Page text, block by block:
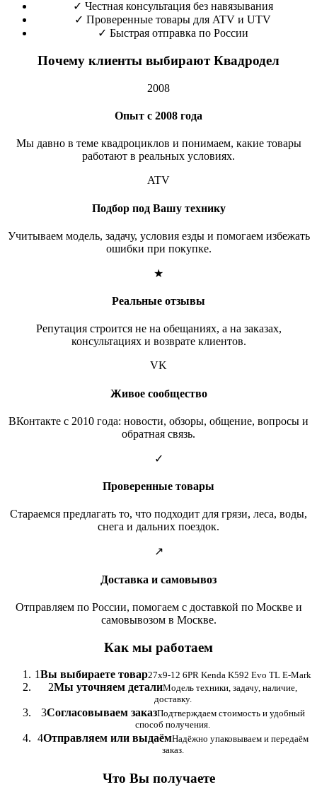
✓ Честная консультация без навязывания
✓ Проверенные товары для ATV и UTV
✓ Быстрая отправка по России
Почему клиенты выбирают Квадродел
2008
Опыт с 2008 года
Мы давно в теме квадроциклов и понимаем, какие товары
работают в реальных условиях.
ATV
Подбор под Вашу технику
Учитываем модель, задачу, условия езды и помогаем избежать
ошибки при покупке.
★
Реальные отзывы
Репутация строится не на обещаниях, а на заказах,
консультациях и возврате клиентов.
VK
Живое сообщество
ВКонтакте с 2010 года: новости, обзоры, общение, вопросы и
обратная связь.
✓
Проверенные товары
Стараемся предлагать то, что подходит для грязи, леса, воды,
снега и дальних поездок.
↗
Доставка и самовывоз
Отправляем по России, помогаем с доставкой по Москве и
самовывозом в Москве.
Как мы работаем
1Вы выбираете товар27x9-12 6PR Kenda K592 Evo TL E-Mark
2Мы уточняем деталиМодель техники, задачу, наличие,
доставку.
3Согласовываем заказПодтверждаем стоимость и удобный
способ получения.
4Отправляем или выдаёмНадёжно упаковываем и передаём
заказ.
Что Вы получаете